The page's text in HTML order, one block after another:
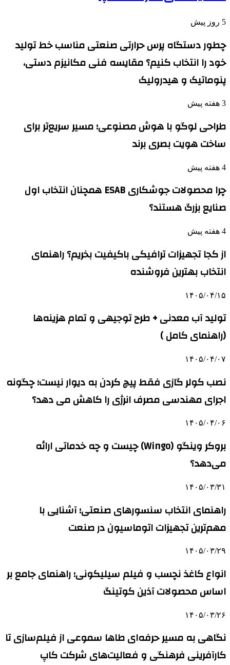
5 روز پیش
چطور دستگاه پرس حرارتی صنعتی مناسب خط تولید
خود را انتخاب کنیم؟ مقایسه فنی مکانیزم دستی،
پنوماتیک و هیدرولیک
3 هفته پیش
طراحی لوگو با هوش مصنوعی؛ مسیر سریع‌تر برای
ساخت هویت بصری برند
4 هفته پیش
چرا محصولات جوشکاری ESAB همچنان انتخاب اول
صنایع بزرگ هستند؟
4 هفته پیش
از کجا تجهیزات ترافیکی باکیفیت بخریم؟ راهنمای
انتخاب بهترین فروشنده
۱۴۰۵/۰۴/۱۵
تولید آب معدنی + طرح توجیهی و تمام هزینه‌ها
(راهنمای کامل )
۱۴۰۵/۰۴/۰۷
نصب کولر گازی فقط پیچ کردن به دیوار نیست؛ چگونه
اجرای مهندسی مصرف انرژی را کاهش می دهد؟
۱۴۰۵/۰۴/۰۶
بروکر وینگو (Wingo) چیست و چه خدماتی ارائه
می‌دهد؟
۱۴۰۵/۰۳/۳۱
راهنمای انتخاب سنسورهای صنعتی؛ آشنایی با
مهم‌ترین تجهیزات اتوماسیون در صنعت
۱۴۰۵/۰۳/۲۹
انواع کاغذ نچسب و فیلم سیلیکونی؛ راهنمای جامع بر
اساس محصولات آذین کوتینگ
۱۴۰۵/۰۳/۲۶
نگاهی به مسیر حرفه‌ای طاها سموعی از فیلم‌سازی تا
کارآفرینی فرهنگی و فعالیت‌های شرکت کاپ